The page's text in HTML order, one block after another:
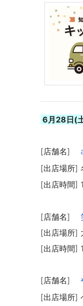
6月28日(
[店舗名]
[出店場所]
[出店時間]
[店舗名]
[出店場所]
[出店時間]
[店舗名]
[出店場所]